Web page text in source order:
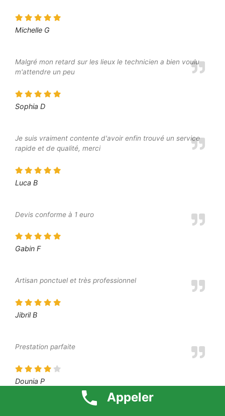
Michelle G
Malgré mon retard sur les lieux le technicien a bien voulu
m'attendre un peu
Sophia D
Je suis vraiment contente d'avoir enfin trouvé un service
rapide et de qualité, merci
Luca B
Devis conforme à 1 euro
Gabin F
Artisan ponctuel et très professionnel
Jibril B
Prestation parfaite
Dounia P
Appeler